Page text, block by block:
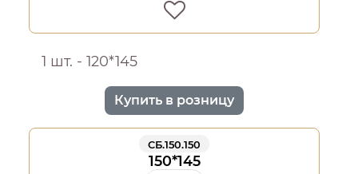
1 шт. - 120*145
Купить в розницу
СБ.150.150
150*145